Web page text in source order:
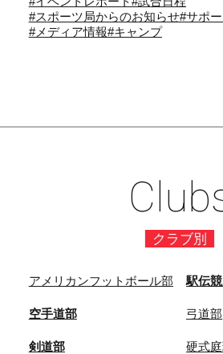
#スポーツ局からのお知らせ#サポ
#メディア情報#キャンプ
クラブ別
アメリカンフットボール部 駅伝
空手道部 弓道部
剣道部 硬式